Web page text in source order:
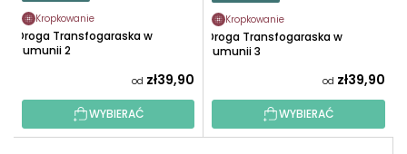
Kropkowanie
Droga Transfogaraska w
Rumunii 2
od zł39,90
WYBIERAĆ
Kropkowanie
Droga Transfogaraska w
Rumunii 3
od zł39,90
WYBIERAĆ